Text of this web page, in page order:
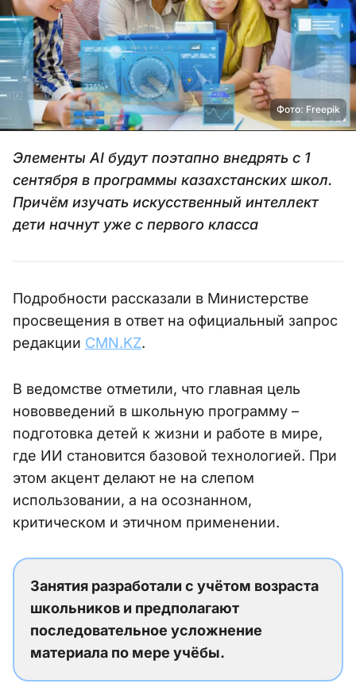
Фото: Freepik
Элементы AI будут поэтапно внедрять с 1
сентября в программы казахстанских школ.
Причём изучать искусственный интеллект
дети начнут уже с первого класса
Подробности рассказали в Министерстве
просвещения в ответ на официальный запрос
редакции CMN.KZ.
В ведомстве отметили, что главная цель
нововведений в школьную программу –
подготовка детей к жизни и работе в мире,
где ИИ становится базовой технологией. При
этом акцент делают не на слепом
использовании, а на осознанном,
критическом и этичном применении.
Занятия разработали с учётом возраста
школьников и предполагают
последовательное усложнение
материала по мере учёбы.